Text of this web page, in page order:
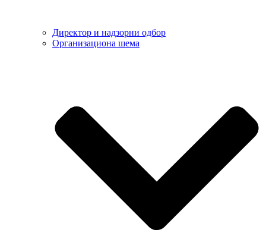
Директор и надзорни одбор
Организациона шема